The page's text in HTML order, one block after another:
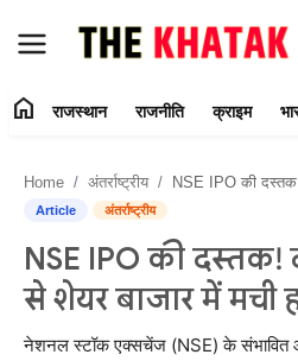
Contact Us
राजस्थान
home राजस्थान राजनीति क्राइम
Home अंतर्राष्ट्रीय NSE IPO की दस्तक! दमानी के
Article अंतर्राष्ट्रीय
NSE IPO की दस्तक!
से शेयर बाजार में
नेशनल स्टॉक एक्सचेंज (NSE) के संभावित